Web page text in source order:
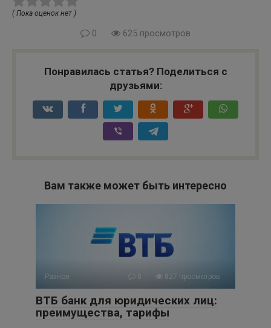
( Пока оценок нет )
0 625 просмотров
Понравилась статья? Поделиться с
друзьями:
Вам также может быть интересно
Разное 0 827 просмотров
ВТБ банк для юридических лиц:
преимущества, тарифы